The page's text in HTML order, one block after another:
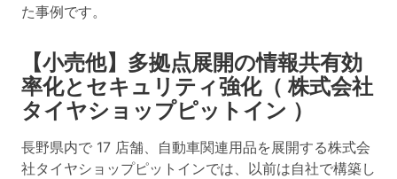
た事例です。
【小売他】多拠点展開の情報共有効
率化とセキュリティ強化（ 株式会社
タイヤショップピットイン ）
長野県内で 17 店舗、自動車関連用品を展開する株式会
社タイヤショップピットインでは、以前は自社で構築し